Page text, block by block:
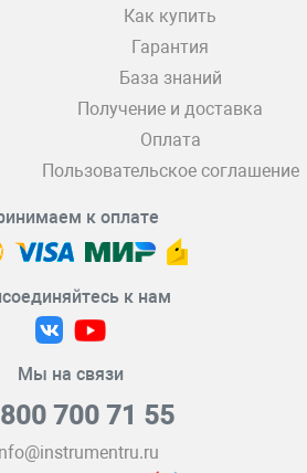
Как купить
Гарантия
База знаний
Получение и доставка
Оплата
Пользовательское соглашение
к оплате
к нам
Мы на связи
700 71 55